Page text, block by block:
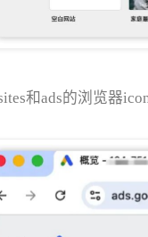
和ads的浏览器